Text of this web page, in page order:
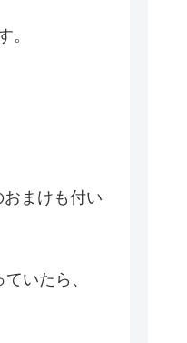
。
まけも付い
いたら、